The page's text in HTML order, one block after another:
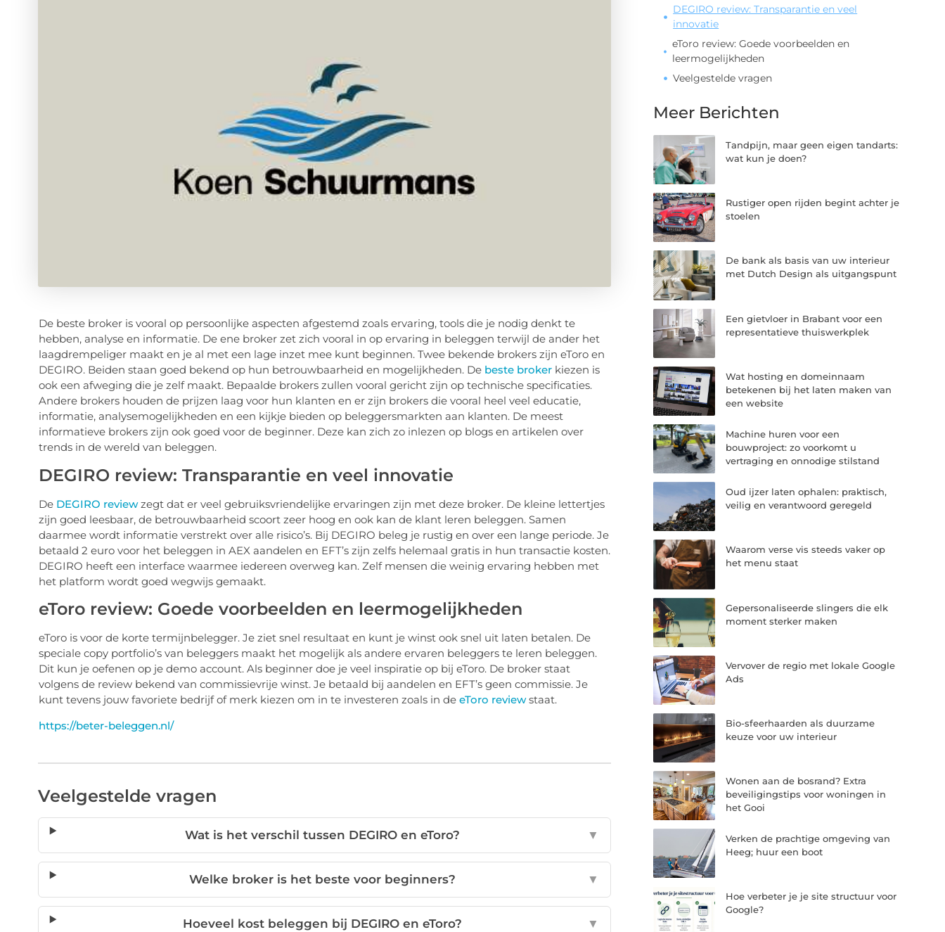
De beste broker is vooral op persoonlijke aspecten afgestemd zoals ervaring, tools die je nodig denkt te
hebben, analyse en informatie. De ene broker zet zich vooral in op ervaring in beleggen terwijl de ander het
laagdrempeliger maakt en je al met een lage inzet mee kunt beginnen. Twee bekende brokers zijn eToro en
DEGIRO. Beiden staan goed bekend op hun betrouwbaarheid en mogelijkheden. De beste brokerkiezen is
ook een afweging die je zelf maakt. Bepaalde brokers zullen vooral gericht zijn op technische specificaties.
Andere brokers houden de prijzen laag voor hun klanten en er zijn brokers die vooral heel veel educatie,
informatie, analysemogelijkheden en een kijkje bieden op beleggersmarkten aan klanten. De meest
informatieve brokers zijn ook goed voor de beginner. Deze kan zich zo inlezen op blogs en artikelen over
trends in de wereld van beleggen.
DEGIRO review: Transparantie en veel innovatie
De DEGIRO reviewzegt dat er veel gebruiksvriendelijke ervaringen zijn met deze broker. De kleine lettertjes
zijn goed leesbaar, de betrouwbaarheid scoort zeer hoog en ook kan de klant leren beleggen. Samen
daarmee wordt informatie verstrekt over alle risico’s. Bij DEGIRO beleg je rustig en over een lange periode. Je
betaald 2 euro voor het beleggen in AEX aandelen en EFT’s zijn zelfs helemaal gratis in hun transactie kosten.
DEGIRO heeft een interface waarmee iedereen overweg kan. Zelf mensen die weinig ervaring hebben met
het platform wordt goed wegwijs gemaakt.
eToro review: Goede voorbeelden en leermogelijkheden
eToro is voor de korte termijnbelegger. Je ziet snel resultaat en kunt je winst ook snel uit laten betalen. De
speciale copy portfolio’s van beleggers maakt het mogelijk als andere ervaren beleggers te leren beleggen.
Dit kun je oefenen op je demo account. Als beginner doe je veel inspiratie op bij eToro. De broker staat
volgens de review bekend van commissievrije winst. Je betaald bij aandelen en EFT’s geen commissie. Je
kunt tevens jouw favoriete bedrijf of merk kiezen om in te investeren zoals in de eToro reviewstaat.
https://beter-beleggen.nl/
Veelgestelde vragen
Wat is het verschil tussen DEGIRO en eToro? ▼
Welke broker is het beste voor beginners? ▼
Hoeveel kost beleggen bij DEGIRO en eToro? ▼
DEGIRO review: Transparantie en veel
innovatie
eToro review: Goede voorbeelden en
leermogelijkheden
Veelgestelde vragen
Meer Berichten
Tandpijn, maar geen eigen tandarts:
wat kun je doen?
Rustiger open rijden begint achter je
stoelen
De bank als basis van uw interieur
met Dutch Design als uitgangspunt
Een gietvloer in Brabant voor een
representatieve thuiswerkplek
Wat hosting en domeinnaam
betekenen bij het laten maken van
een website
Machine huren voor een
bouwproject: zo voorkomt u
vertraging en onnodige stilstand
Oud ijzer laten ophalen: praktisch,
veilig en verantwoord geregeld
Waarom verse vis steeds vaker op
het menu staat
Gepersonaliseerde slingers die elk
moment sterker maken
Vervover de regio met lokale Google
Ads
Bio-sfeerhaarden als duurzame
keuze voor uw interieur
Wonen aan de bosrand? Extra
beveiligingstips voor woningen in
het Gooi
Verken de prachtige omgeving van
Heeg; huur een boot
Hoe verbeter je je site structuur voor
Google?